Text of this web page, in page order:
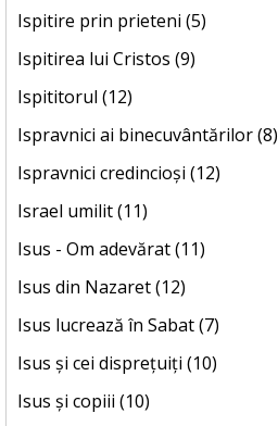
Ispitire prin prieteni (5)
Ispitirea lui Cristos (9)
Ispititorul (12)
Ispravnici ai binecuvântărilor (8)
Ispravnici credincioși (12)
Israel umilit (11)
Isus - Om adevărat (11)
Isus din Nazaret (12)
Isus lucrează în Sabat (7)
Isus și cei disprețuiți (10)
Isus și copiii (10)